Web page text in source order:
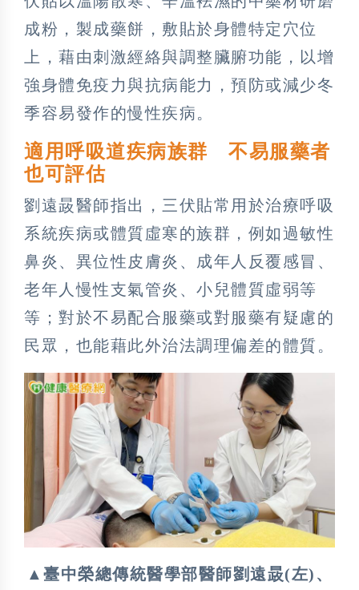
成粉，製成藥餅，敷貼於身體特定穴位
上，藉由刺激經絡與調整臟腑功能，以增
強身體免疫力與抗病能力，預防或減少冬
季容易發作的慢性疾病。
適用呼吸道疾病族群 不易服藥者
也可評估
劉遠晸醫師指出，三伏貼常用於治療呼吸
系統疾病或體質虛寒的族群，例如過敏性
鼻炎、異位性皮膚炎、成年人反覆感冒、
老年人慢性支氣管炎、小兒體質虛弱等
等；對於不易配合服藥或對服藥有疑慮的
民眾，也能藉此外治法調理偏差的體質。
▲臺中榮總傳統醫學部醫師劉遠晸(左)、